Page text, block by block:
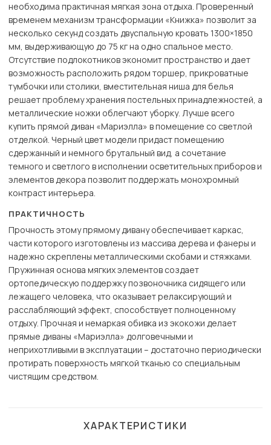
необходима практичная мягкая зона отдыха. Проверенный
временем механизм трансформации «Книжка» позволит за
несколько секунд создать двуспальную кровать 1300×1850
мм, выдерживающую до 75 кг на одно спальное место.
Отсутствие подлокотников экономит пространство и дает
возможность расположить рядом торшер, прикроватные
тумбочки или столики, вместительная ниша для белья
решает проблему хранения постельных принадлежностей, а
металлические ножки облегчают уборку. Лучше всего
купить прямой диван «Мариэлла» в помещение со светлой
отделкой. Черный цвет модели придаст помещению
сдержанный и немного брутальный вид, а сочетание
темного и светлого в исполнении осветительных приборов и
элементов декора позволит поддержать монохромный
контраст интерьера.
ПРАКТИЧНОСТЬ
Прочность этому прямому дивану обеспечивает каркас,
части которого изготовлены из массива дерева и фанеры и
надежно скреплены металлическими скобами и стяжками.
Пружинная основа мягких элементов создает
ортопедическую поддержку позвоночника сидящего или
лежащего человека, что оказывает релаксирующий и
расслабляющий эффект, способствует полноценному
отдыху. Прочная и немаркая обивка из экокожи делает
прямые диваны «Мариэлла» долговечными и
неприхотливыми в эксплуатации – достаточно периодически
протирать поверхность мягкой тканью со специальным
чистящим средством.
ХАРАКТЕРИСТИКИ